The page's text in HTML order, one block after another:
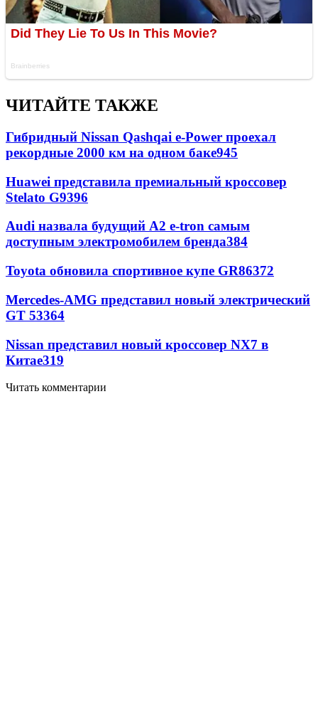
ЧИТАЙТЕ ТАКЖЕ
Гибридный Nissan Qashqai e-Power проехал
рекордные 2000 км на одном баке945
Huawei представила премиальный кроссовер
Stelato G9396
Audi назвала будущий A2 e-tron самым
доступным электромобилем бренда384
Toyota обновила спортивное купе GR86372
Mercedes-AMG представил новый электрический
GT 53364
Nissan представил новый кроссовер NX7 в
Китае319
Читать комментарии